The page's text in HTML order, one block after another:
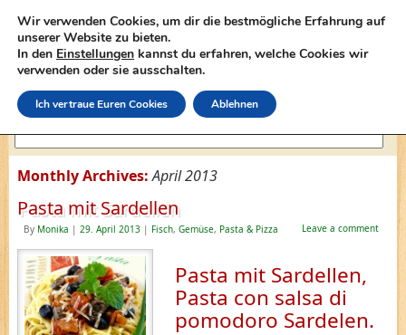
lasagne-rezepte.net
Monthly Archives:April 2013
Pasta mit Sardellen
By Monika | 29. April 2013 | Fisch, Gemüse, Pasta & Pizza Leave a comment
Pasta mit Sardellen,
Pasta con salsa di
pomodoro Sardelen.
Wir verwenden Cookies, um dir die bestmögliche Erfahrung auf
unserer Website zu bieten.
In den Einstellungen kannst du erfahren, welche Cookies wir
verwenden oder sie ausschalten.
Ich vertraue Euren Cookies Ablehnen